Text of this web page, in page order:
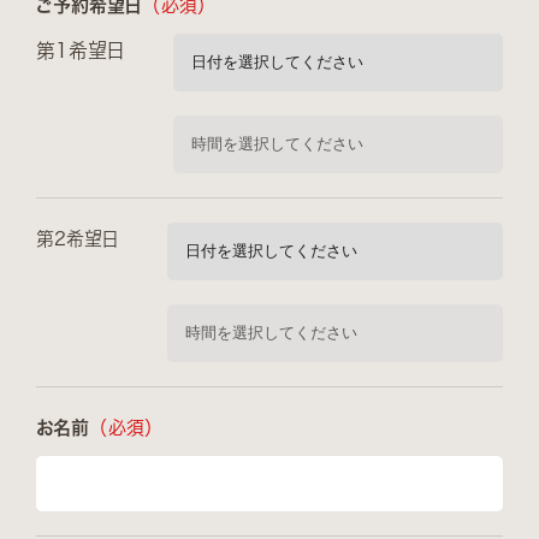
ご予約希望日 （必須）
第1希望日
第2希望日
お名前 （必須）